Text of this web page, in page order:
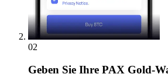
02
Geben Sie Ihre PAX Gold-